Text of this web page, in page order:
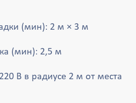
(мин): 2 м × 3 м
(мин): 2,5 м
В в радиусе 2 м от места